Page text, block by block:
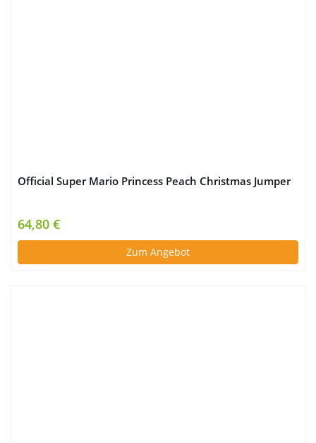
Official Super Mario Princess Peach Christmas Jumper
64,80 €
Zum Angebot